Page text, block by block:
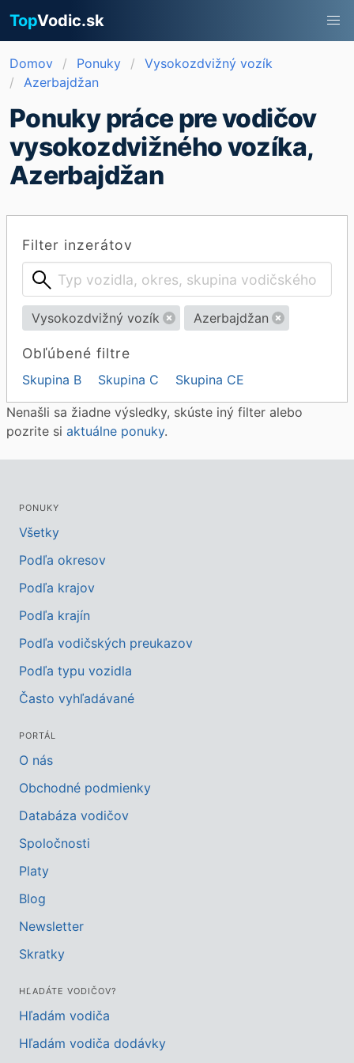
TopVodic.sk
Domov Ponuky
Vysokozdvižný vozík
Azerbajdžan
Ponuky práce pre vodičov
vysokozdvižného vozíka,
Azerbajdžan
Filter inzerátov
Vysokozdvižný vozík Azerbajdžan
Obľúbené filtre
Skupina B Skupina C Skupina CE
Nenašli sa žiadne výsledky, skúste iný filter alebo
pozrite si aktuálne ponuky.
PONUKY
Všetky
Podľa okresov
Podľa krajov
Podľa krajín
Podľa vodičských preukazov
Podľa typu vozidla
Často vyhľadávané
PORTÁL
O nás
Obchodné podmienky
Databáza vodičov
Spoločnosti
Platy
Blog
Newsletter
Skratky
HĽADÁTE VODIČOV?
Hľadám vodiča
Hľadám vodiča dodávky